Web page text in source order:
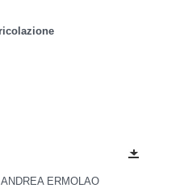
ANDREA ERMOLAO